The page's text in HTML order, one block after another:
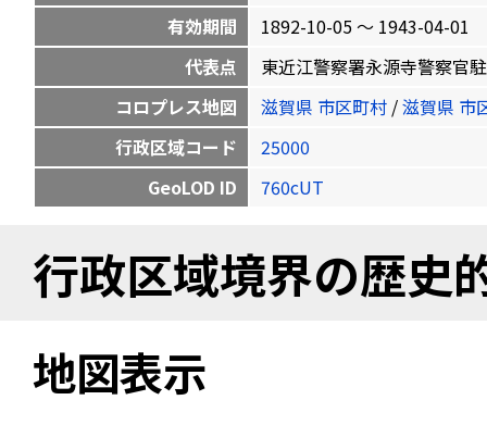
有効期間
1892-10-05 〜 1943-04-01
代表点
東近江警察署永源寺警察官
コロプレス地図
滋賀県 市区町村 /滋賀県 市
行政区域コード
25000
GeoLOD ID
760cUT
行政区域境界の歴史
地図表示